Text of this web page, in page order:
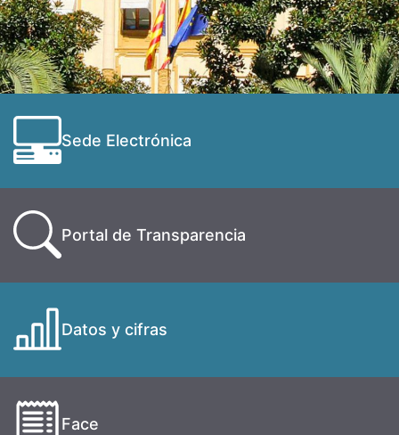
Sede Electrónica
Portal de Transparencia
Datos y cifras
Face